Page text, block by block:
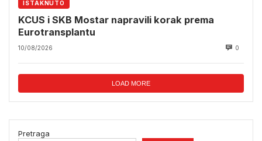
ISTAKNUTO
KCUS i SKB Mostar napravili korak prema
Eurotransplantu
10/08/2026 0
LOAD MORE
Pretraga